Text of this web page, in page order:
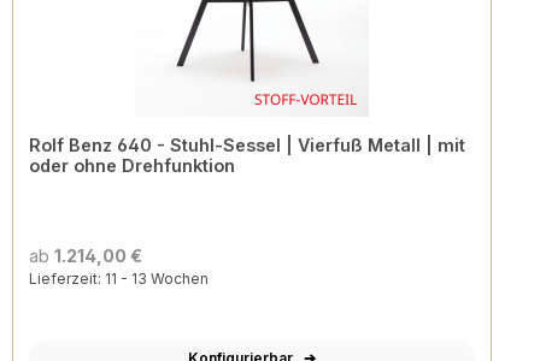
Rolf Benz 640 - Stuhl-Sessel | Vierfuß Metall | mit
oder ohne Drehfunktion
ab 1.214,00 €
Lieferzeit: 11 - 13 Wochen